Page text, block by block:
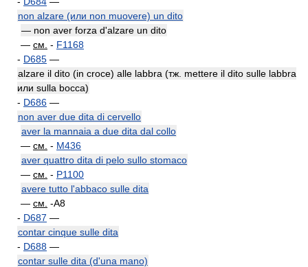
non alzare (или non muovere) un dito
— non aver forza d'alzare un dito
— см. - F1168
- D685 —
alzare il dito (in croce) alle labbra (тж. mettere il dito sulle labbra
или sulla bocca)
- D686 —
non aver due dita di cervello
aver la mannaia a due dita dal collo
— см. - M436
aver quattro dita di pelo sullo stomaco
— см. - P1100
avere tutto l'abbaco sulle dita
— см. -A8
- D687 —
contar cinque sulle dita
- D688 —
contar sulle dita (d'una mano)